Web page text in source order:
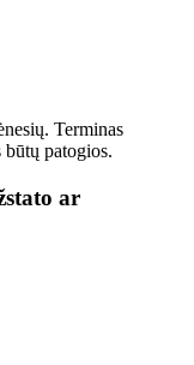
Terminas
patogios.
ar